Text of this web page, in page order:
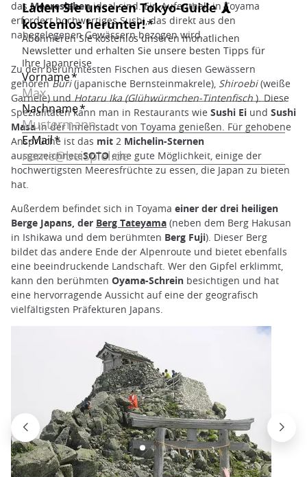
das Meereslebenideal sind. Ein Aufenthalt in Toyama
erfordert hochwertiges Sushi, das direkt aus den
nahegelegenen Gewässern bezogen wird.
Zu den berühmtesten Fischen aus diesen Gewässern
gehörenBuri(japanische Bernsteinmakrele), Shiroebi(weiße
Garnele) und Hotaru Ika (Glühwürmchen-Tintenfisch ). Diese
Spezialitäten kann man in Restaurants wie Sushi Ei und Sushi
Masain der Innenstadt von Toyama genießen. Für gehobene
Ansprüche ist das mit 2 Michelin-Sternen
ausgezeichneteSOTOeine gute Möglichkeit, einige der
hochwertigsten Meeresfrüchte zu essen, die Japan zu bieten
hat.
Außerdem befindet sich in Toyama einer der drei heiligen
Berge Japans, der Berg Tateyama (neben dem Berg Hakusan
in Ishikawa und dem berühmten Berg Fuji). Dieser Berg
bildet das andere Ende der Alpenroute und bietet ebenfalls
eine beeindruckende Landschaft. Wer den Gipfel erklimmt,
kann den berühmten Oyama-Schrein besichtigen und hat
eine hervorragende Aussicht auf eine der geografisch
vielfältigsten Präfekturen Japans.